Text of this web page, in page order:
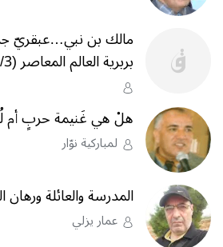
مالك بن نبي…عبقريّ
بربرية العالم المعاصر (3/3)
هلْ هي غَنيمة حربٍ أم
لمباركية نوّار
المدرسة والعائلة ورهان
عمار يزلي